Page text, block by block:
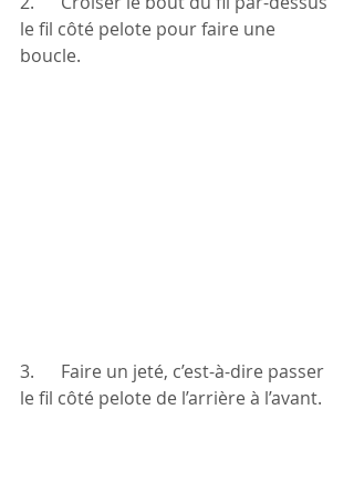
le fil côté pelote pour faire une
boucle.
3.      Faire un jeté, c’est-à-dire passer
le fil côté pelote de l’arrière à l’avant.